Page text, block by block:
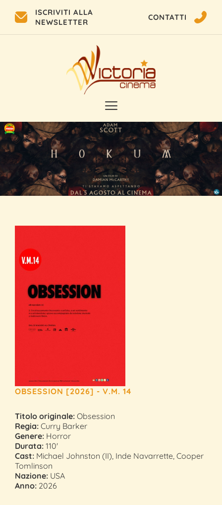
ISCRIVITI ALLA
NEWSLETTER
CONTATTI
OBSESSION [2026] - V.M. 14
Titolo originale: Obsession
Regia: Curry Barker
Genere: Horror
Durata: 110'
Cast: Michael Johnston (II), Inde Navarrette, Cooper
Tomlinson
Nazione: USA
Anno: 2026